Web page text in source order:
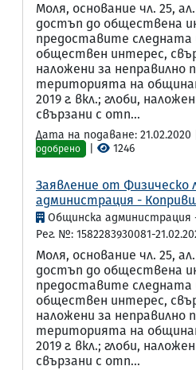
Моля, основание чл. 25,
достъп до обществена
предоставите
обществен интерес,
наложени за неправилно
територията на
2019 г. вкл.; глоби,
свързани с отп...
Дата на подаване:
одобрено
1246
Заявление от Физическо
администрация -
Общинска администрация
Рег. №: 1582283930081-
Моля, основание чл. 25,
достъп до обществена
предоставите
обществен интерес,
наложени за неправилно
територията на
2019 г. вкл.; глоби,
свързани с отп...